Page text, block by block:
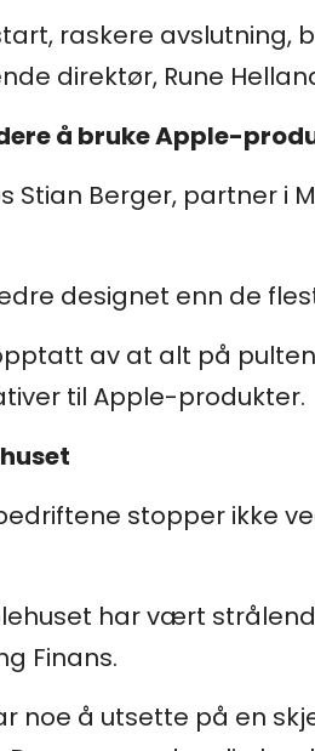
raskere avslutning,
direktør, Rune
å bruke Apple-
Stian Berger, partner i
designet enn de
av at alt på
til Apple-produkter.
stopper ikke
har vært
Finans.
noe å utsette på en